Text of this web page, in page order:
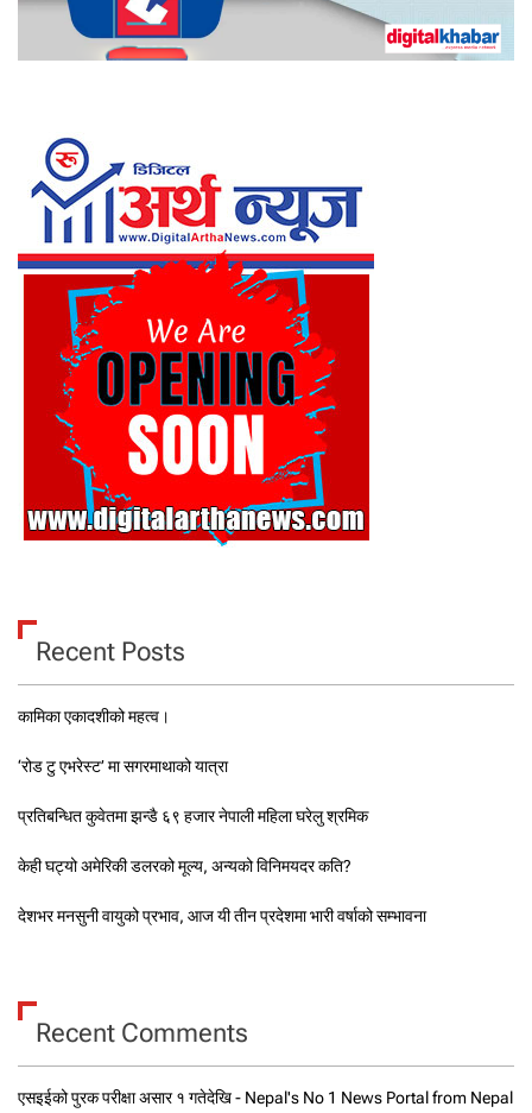
Recent Posts
कामिका एकादशीको महत्व।
‘रोड टु एभरेस्ट’ मा सगरमाथाको यात्रा
प्रतिबन्धित कुवेतमा झन्डै ६९ हजार नेपाली महिला घरेलु श्रमिक
केही घट्यो अमेरिकी डलरको मूल्य, अन्यको विनिमयदर कति?
देशभर मनसुनी वायुको प्रभाव, आज यी तीन प्रदेशमा भारी वर्षाको सम्भावना
Recent Comments
एसइईको पुरक परीक्षा असार १ गतेदेखि - Nepal's No 1 News Portal from Nepal